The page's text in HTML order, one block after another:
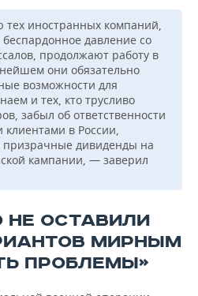
иностранных компаний,
давление со
продолжают работу в
они обязательно
возможности для
и тех, кто трусливо
забыл об ответственности
клиентами в России,
призрачные дивиденды на
кампании, — заверил
НЕ ОСТАВИЛИ
МИРНЫМ
ПРОБЛЕМЫ»